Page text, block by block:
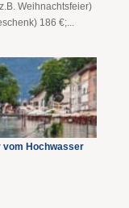
Weihnachtsfeier)
186 €;...
vom Hochwasser